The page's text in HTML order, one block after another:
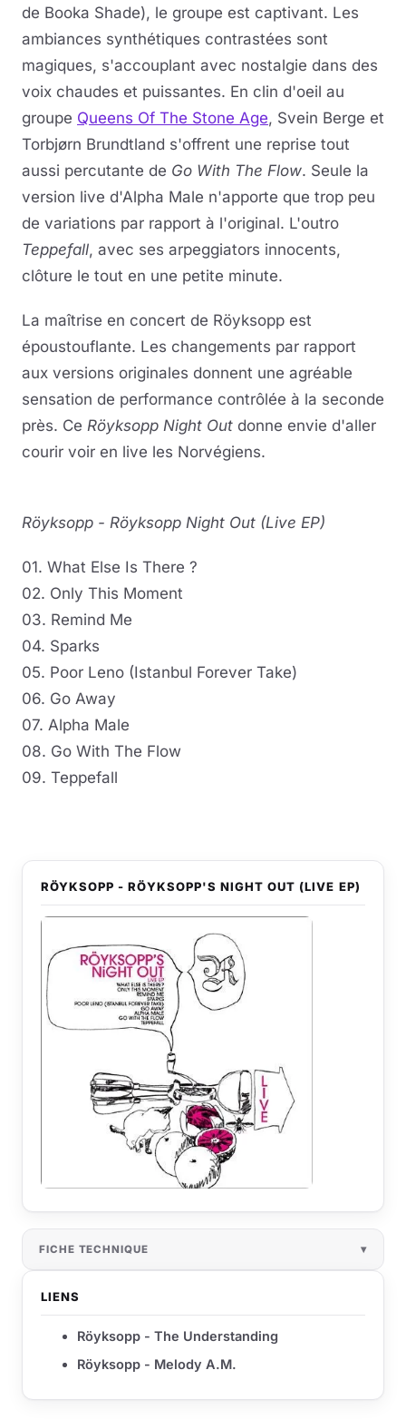
de Booka Shade), le groupe est captivant. Les
ambiances synthétiques contrastées sont
magiques, s'accouplant avec nostalgie dans des
voix chaudes et puissantes. En clin d'oeil au
groupe Queens Of The Stone Age, Svein Berge et
Torbjørn Brundtland s'offrent une reprise tout
aussi percutante de Go With The Flow. Seule la
version live d'Alpha Male n'apporte que trop peu
de variations par rapport à l'original. L'outro
Teppefall, avec ses arpeggiators innocents,
clôture le tout en une petite minute.
La maîtrise en concert de Röyksopp est
époustouflante. Les changements par rapport
aux versions originales donnent une agréable
sensation de performance contrôlée à la seconde
près. Ce Röyksopp Night Out donne envie d'aller
courir voir en live les Norvégiens.
Röyksopp - Röyksopp Night Out (Live EP)
01. What Else Is There ?
02. Only This Moment
03. Remind Me
04. Sparks
05. Poor Leno (Istanbul Forever Take)
06. Go Away
07. Alpha Male
08. Go With The Flow
09. Teppefall
RÖYKSOPP - RÖYKSOPP'S NIGHT OUT (LIVE EP)
FICHE TECHNIQUE
LIENS
Röyksopp - The Understanding
Röyksopp - Melody A.M.